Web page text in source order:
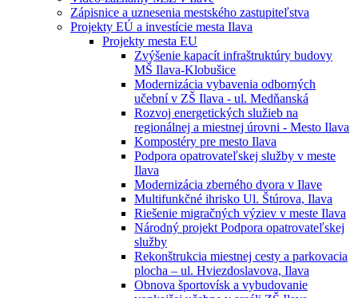
Zápisnice a uznesenia mestského zastupiteľstva
Projekty EÚ a investície mesta Ilava
Projekty mesta EU
Zvýšenie kapacít infraštruktúry budovy
MŠ Ilava-Klobušice
Modernizácia vybavenia odborných
učební v ZŠ Ilava - ul. Medňanská
Rozvoj energetických služieb na
regionálnej a miestnej úrovni - Mesto Ilava
Kompostéry pre mesto Ilava
Podpora opatrovateľskej služby v meste
Ilava
Modernizácia zberného dvora v Ilave
Multifunkčné ihrisko Ul. Štúrova, Ilava
Riešenie migračných výziev v meste Ilava
Národný projekt Podpora opatrovateľskej
služby
Rekonštrukcia miestnej cesty a parkovacia
plocha – ul. Hviezdoslavova, Ilava
Obnova športovísk a vybudovanie